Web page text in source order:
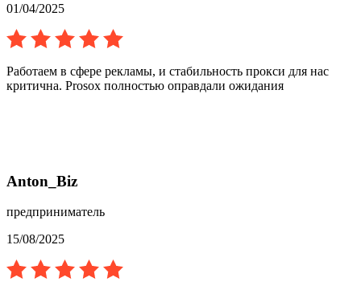
01/04/2025
Работаем в сфере рекламы, и стабильность прокси для нас
критична. Prosox полностью оправдали ожидания
Anton_Biz
предприниматель
15/08/2025